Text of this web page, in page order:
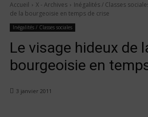
du
Accueil X - Archives Inégalités / Classes
de la bourgeoisie en temps de crise
Inégalités / Classes sociales
Le visage hideux de
bourgeoisie en
3 janvier 2011